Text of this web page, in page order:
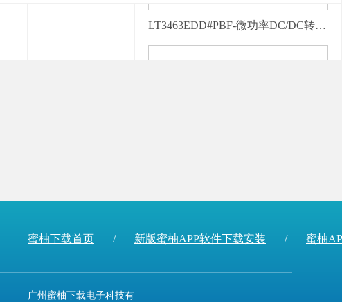
LT3463EDD#PBF-微功率DC/DC转换器-新版蜜柚APP软件下载安装
蜜柚下载首页 / 新版蜜柚APP软件下载安装 / 蜜柚
广州蜜柚下载电子科技有